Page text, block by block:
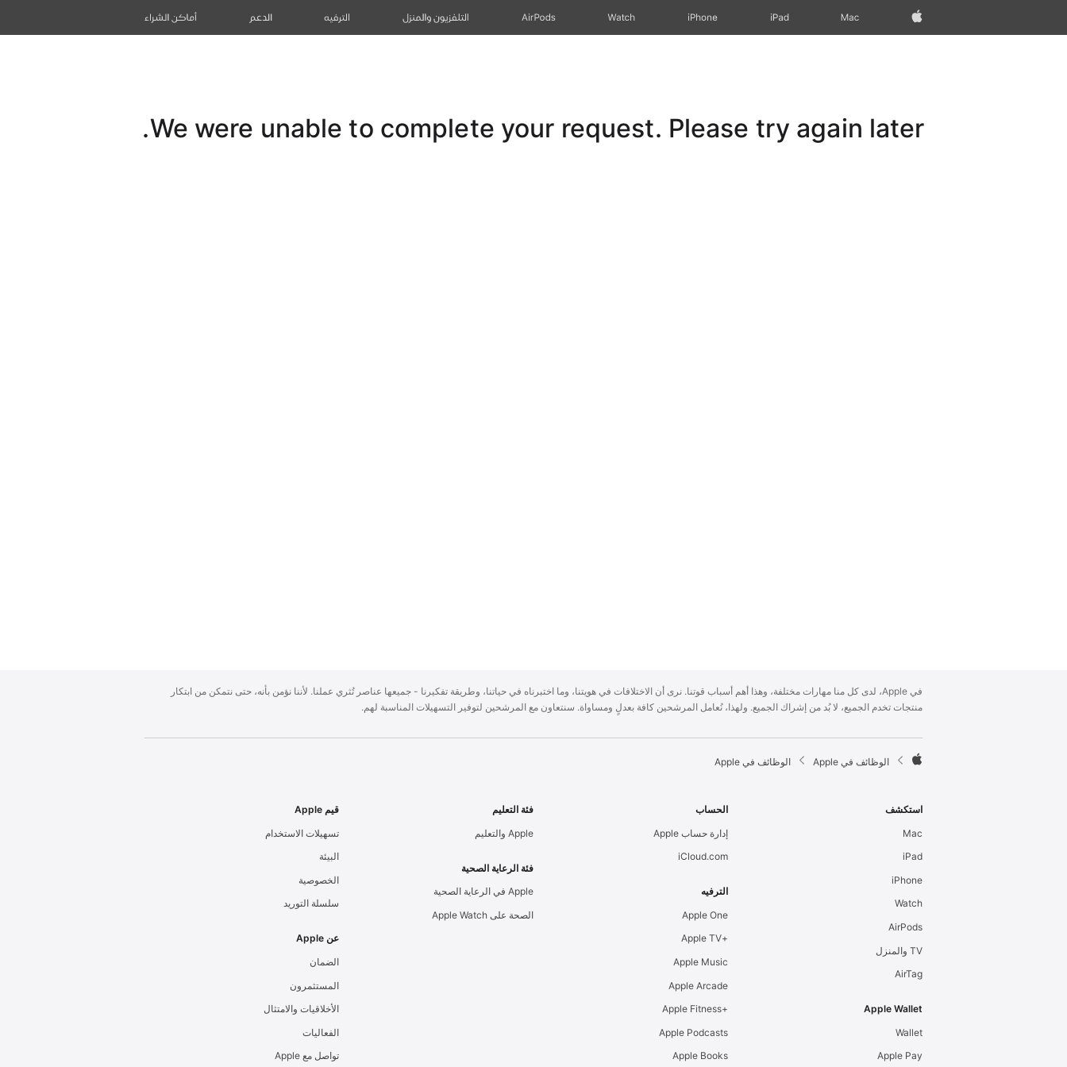
Apple‏
Mac
iPad‏
iPhone
Watch
AirPods التلفزيون والمنزل الترفيه الدعم أماكن الشراء
We were unable to complete your request. Please try again later.
p
p
e
F
t
r
في Apple، لدى كل منا مهارات مختلفة، وهذا أهم أسباب قوتنا. نرى أن الاختلافات في هويتنا، وما اختبرناه في حياتنا، وطريقة تفكيرنا - جميعها عناصر تُثري عملنا. لأننا نؤمن بأنه، حتى نتمكن من ابتكار
منتجات تخدم الجميع، لا بُد من إشراك الجميع. ولهذا، نُعامل المرشحين كافة بعدلٍ ومساواة. سنتعاون مع المرشحين لتوفير التسهيلات المناسبة لهم.

p
e
الوظائف في Apple الوظائف في Apple
استكشف
Mac
iPad
iPhone
Watch
AirPods
TV والمنزل
AirTag
Apple Wallet
Wallet
Apple Pay
الحساب
إدارة حساب Apple
iCloud.com
الترفيه
Apple One
+Apple TV
Apple Music
Apple Arcade
+Apple Fitness
Apple Podcasts
Apple Books
فئة التعليم
Apple والتعليم
فئة الرعاية الصحية
Apple في الرعاية الصحية
الصحة على Apple Watch
قيم Apple
تسهيلات الاستخدام
البيئة
الخصوصية
سلسلة التوريد
عن Apple
الضمان
المستثمرون
الأخلاقيات والامتثال
الفعاليات
تواصل مع Apple